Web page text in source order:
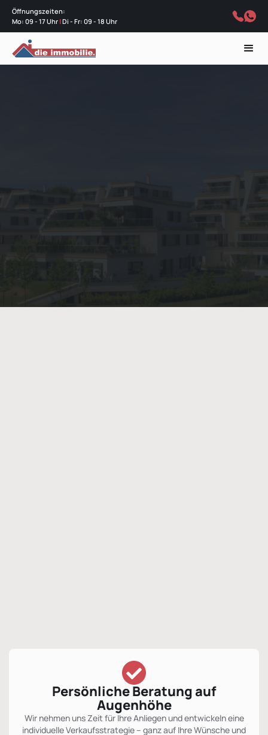
Öffnungszeiten:
Mo: 09 - 17 Uhr |Di - Fr: 09 - 18 Uhr
Persönliche Beratung auf
Augenhöhe
Wir nehmen uns Zeit für Ihre Anliegen und entwickeln eine
individuelle Verkaufsstrategie – ganz auf Ihre Wünsche und